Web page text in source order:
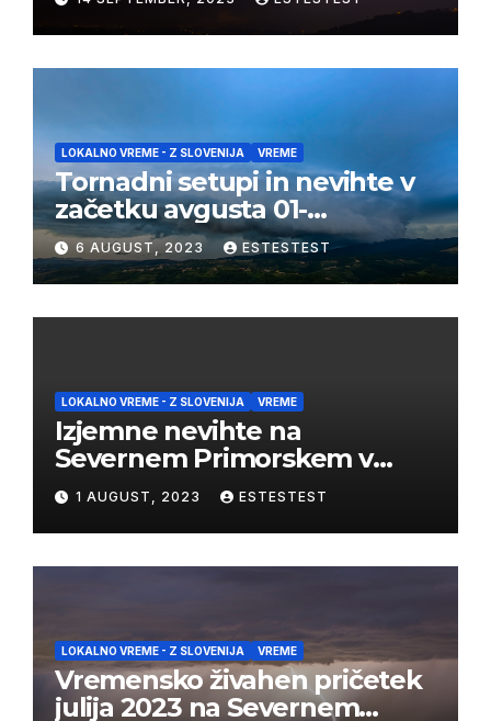
LOKALNO VREME - Z SLOVENIJA VREME
Tornadni setupi in nevihte v
začetku avgusta 01-
03/08/2023
6 AUGUST, 2023 ESTESTEST
LOKALNO VREME - Z SLOVENIJA VREME
Izjemne nevihte na
Severnem Primorskem v
juliju 2023
1 AUGUST, 2023 ESTESTEST
LOKALNO VREME - Z SLOVENIJA VREME
Vremensko živahen pričetek
julija 2023 na Severnem